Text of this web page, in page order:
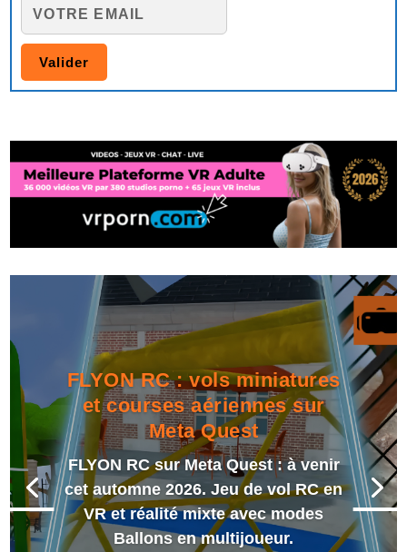
FLYON RC : vols miniatures
et courses aériennes sur
Meta Quest
FLYON RC sur Meta Quest : à venir
cet automne 2026. Jeu de vol RC en
VR et réalité mixte avec modes
Ballons en multijoueur.